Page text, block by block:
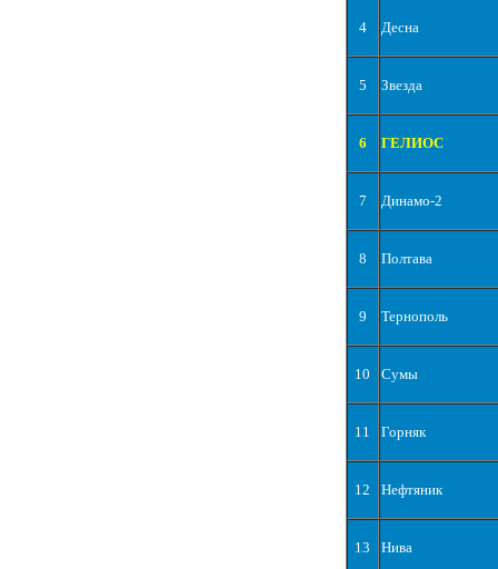
4 Десна
5 Звезда
6 ГЕЛИОС
7 Динамо-2
8 Полтава
9 Тернополь
10 Сумы
11 Горняк
12 Нефтяник
13 Нива